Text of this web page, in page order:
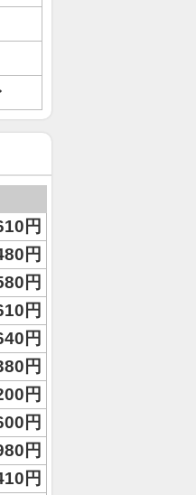
円
円
円
円
円
円
円
円
円
円